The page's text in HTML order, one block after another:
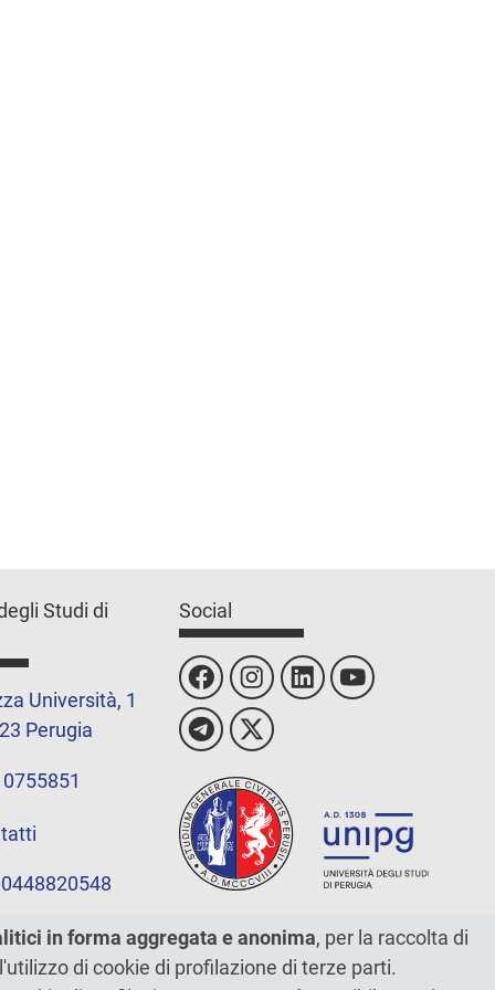
Studi di
Università, 1
Perugia
Social
in forma aggregata e anonima, per la raccolta di
di cookie di profilazione di terze parti.